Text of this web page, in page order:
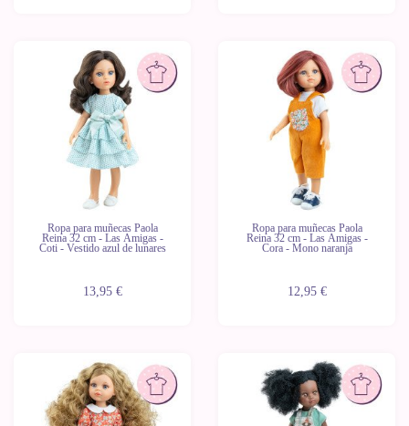
Ropa para muñecas Paola
Reina 32 cm - Las Amigas -
Coti - Vestido azul de lunares
13,95 €
Ropa para muñecas Paola
Reina 32 cm - Las Amigas -
Cora - Mono naranja
12,95 €